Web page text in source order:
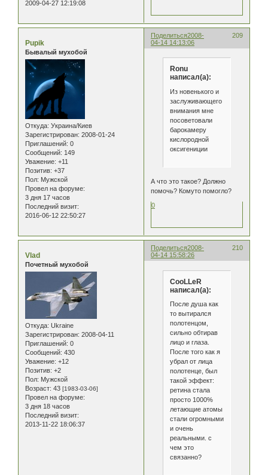
2009-04-27 12:19:08
Поделиться 209
2008-
04-14 14:13:06
Pupik
Бывалый мухобой
Откуда: Украина/Киев
Зарегистрирован: 2008-01-24
Приглашений: 0
Сообщений: 149
Уважение: +11
Позитив: +37
Пол: Мужской
Провел на форуме:
3 дня 17 часов
Последний визит:
2016-06-12 22:50:27
Ronu
написал(а):
Из новенького и
заслуживающего
внимания мне
посоветовали
барокамеру
кислородной
оксигениции
А что это такое? Должно
помочь? Комуто помогло?
0
Поделиться 210
2008-
04-14 15:58:26
Vlad
Почетный мухобой
Откуда: Ukraine
Зарегистрирован: 2008-04-11
Приглашений: 0
Сообщений: 430
Уважение: +12
Позитив: +2
Пол: Мужской
Возраст: 43 [1983-03-06]
Провел на форуме:
3 дня 18 часов
Последний визит:
2013-11-22 18:06:37
CooLLeR
написал(а):
После душа как
то вытирался
полотенцом,
сильно обтирав
лицо и глаза.
После того как я
убрал от лица
полотенце, был
такой эффект:
ретина стала
просто 1000%
летающие атомы
стали огромными
и очень
реальными. с
чем это
связанно?